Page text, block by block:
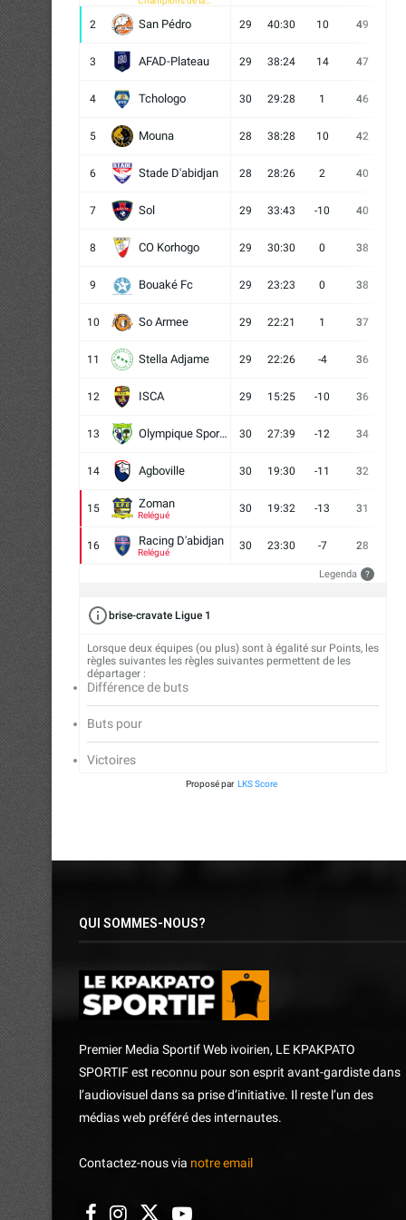
2 San Pédro 29 40:30 10 49
3 AFAD-Plateau 29 38:24 14 47
4 Tchologo 30 29:28 1 46
5 Mouna 28 38:28 10 42
6 Stade D'abidjan 28 28:26 2 40
7 Sol 29 33:43 -10 40
8 CO Korhogo 29 30:30 0 38
9 Bouaké Fc 29 23:23 0 38
10 So Armee 29 22:21 1 37
11 Stella Adjame 29 22:26 -4 36
12 ISCA 29 15:25 -10 36
13 Olympique Sport d'Abobo FC 30 27:39 -12 34
14 Agboville 30 19:30 -11 32
15 Zoman
Relégué
30 19:32 -13 31
16 Racing D'abidjan
Relégué
30 23:30 -7 28
Legenda ?
brise-cravate Ligue 1
Lorsque deux équipes (ou plus) sont à égalité sur Points, les
règles suivantes les règles suivantes permettent de les
départager :
Différence de buts
Buts pour
Victoires
Proposé par LKS Score
QUI SOMMES-NOUS?
Premier Media Sportif Web ivoirien, LE KPAKPATO
SPORTIF est reconnu pour son esprit avant-gardiste dans
l’audiovisuel dans sa prise d’initiative. Il reste l’un des
médias web préféré des internautes.
Contactez-nous via notre email